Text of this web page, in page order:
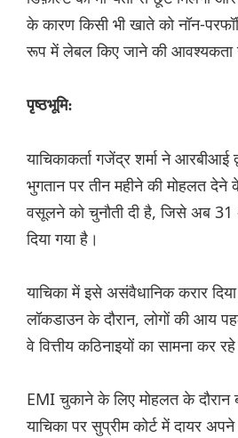
के कारण किसी भी खाते को नॉन-
रूप में लेबल किए जाने की आवश्यकता
पृष्ठभूमि:
याचिकाकर्ता गजेंद्र शर्मा ने
भुगतान पर तीन महीने की मोहलत
वसूलने को चुनौती दी है, जिसे अब
दिया गया है।
याचिका में इसे असंवैधानिक करार
लॉकडाउन के दौरान, लोगों की आय
वे वित्तीय कठिनाइयों का सामना कर
EMI चुकाने के लिए मोहलत के दौरान
याचिका पर सुप्रीम कोर्ट में दायर